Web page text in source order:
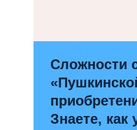
Сложности
Знаете, как